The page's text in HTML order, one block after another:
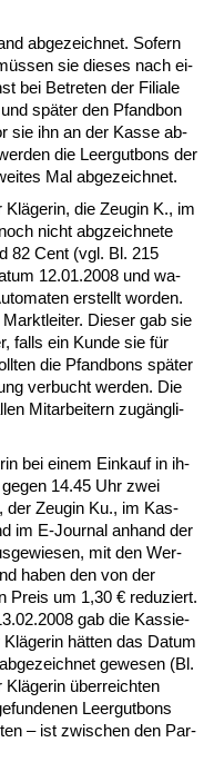
ab­ge­zeich­net. So­fern
sie die­ses nach ei­
bei Be­tre­ten der Fi­lia­le
später den Pfand­bon
sie ihn an der Kas­se ab­
die Leer­gut­bons der
Mal ab­ge­zeich­net.
die Zeu­gin K., im
nicht abg­zeich­ne­te
82 Cent (vgl. Bl. 215
12.01.2008 und wa­
er­stellt wor­den.
Die­ser gab sie
falls ein Kun­de sie für
die Pfand­bons später
ver­bucht wer­den. Die
Mit­ar­bei­tern zugäng­li­
bei ei­nem Ein­kauf in ih­
ge­gen 14.45 Uhr zwei
der Zeu­gin Ku., im Kas­
im E-Jour­nal an­hand der
mit den Wer­
ha­ben den von der
Preis um 1,30 € re­du­ziert.
gab die Kas­sie­
hätten das Da­tum
ge­we­sen (Bl.
über­reich­ten
Leer­gut­bons
– ist zwi­schen den Par­